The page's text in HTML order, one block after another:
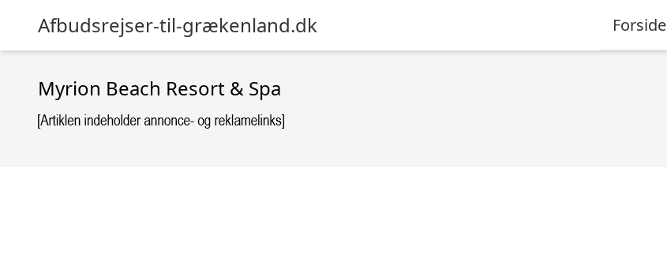
Afbudsrejser-til-grækenland.dk Forside
Myrion Beach Resort & Spa